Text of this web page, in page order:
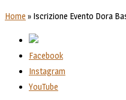
Home » Iscrizione Evento Dora
Facebook
Instagram
YouTube